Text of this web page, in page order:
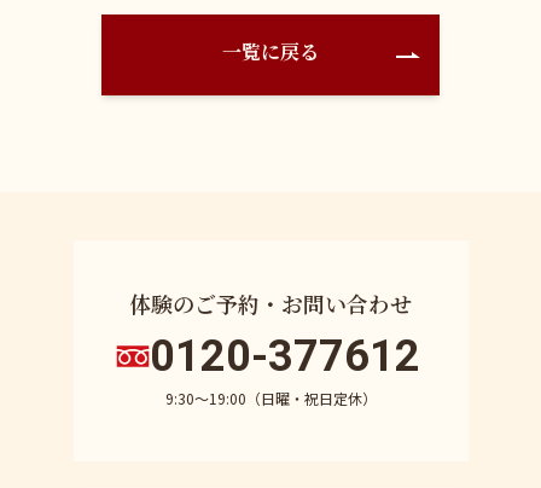
一覧に戻る
体験のご予約・お問い合わせ
0120-377612
9:30〜19:00（日曜・祝日定休）